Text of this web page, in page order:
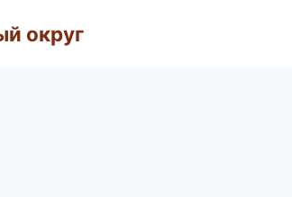
округ